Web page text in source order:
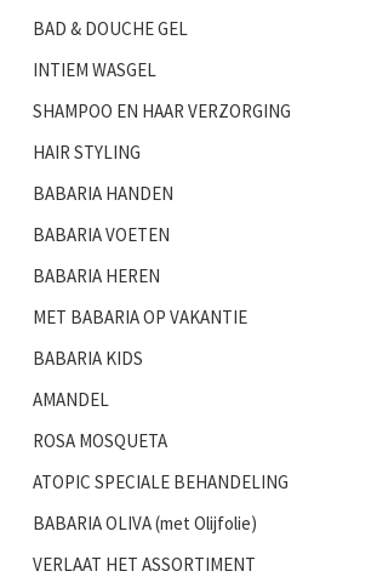
BAD & DOUCHE GEL
INTIEM WASGEL
SHAMPOO EN HAAR VERZORGING
HAIR STYLING
BABARIA HANDEN
BABARIA VOETEN
BABARIA HEREN
MET BABARIA OP VAKANTIE
BABARIA KIDS
AMANDEL
ROSA MOSQUETA
ATOPIC SPECIALE BEHANDELING
BABARIA OLIVA (met Olijfolie)
VERLAAT HET ASSORTIMENT